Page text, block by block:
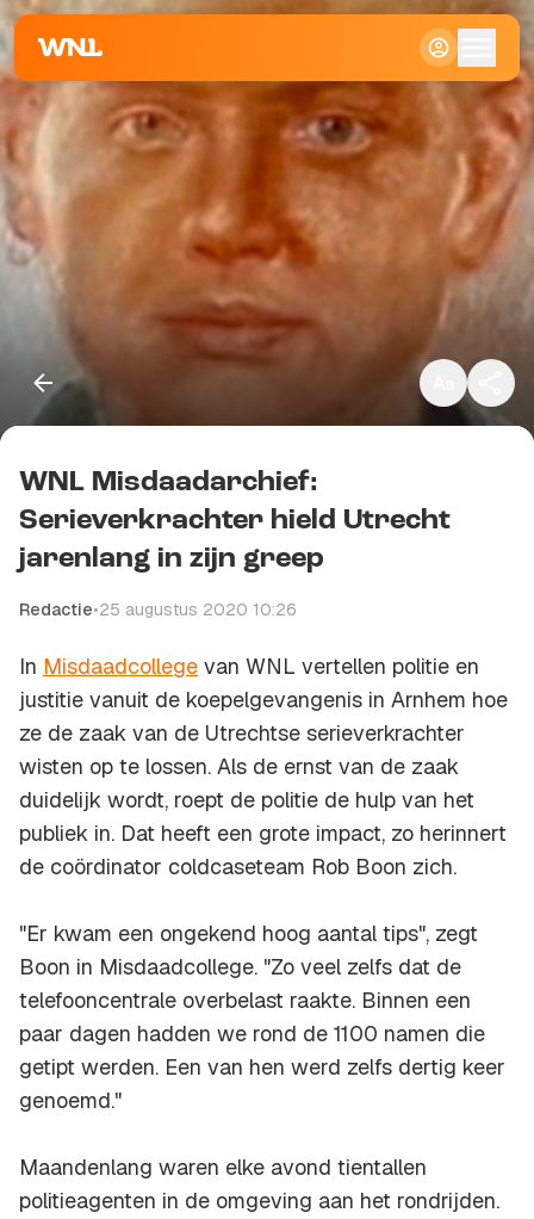
Standaard
WNL Misdaadarchief:
Serieverkrachter hield Utrecht
jarenlang in zijn greep
Redactie•25 augustus 2020 10:26
In Misdaadcollege van WNL vertellen politie en
justitie vanuit de koepelgevangenis in Arnhem hoe
ze de zaak van de Utrechtse serieverkrachter
wisten op te lossen. Als de ernst van de zaak
duidelijk wordt, roept de politie de hulp van het
publiek in. Dat heeft een grote impact, zo herinnert
de coördinator coldcaseteam Rob Boon zich.
"Er kwam een ongekend hoog aantal tips", zegt
Boon in Misdaadcollege. "Zo veel zelfs dat de
telefooncentrale overbelast raakte. Binnen een
paar dagen hadden we rond de 1100 namen die
getipt werden. Een van hen werd zelfs dertig keer
genoemd."
Maandenlang waren elke avond tientallen
politieagenten in de omgeving aan het rondrijden.